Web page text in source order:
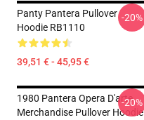
Panty Pantera Pullover
Hoodie RB1110
39,51 € - 45,95 €
-20%
1980 Pantera Opera D'arte
Merchandise Pullover Hoodie
-20%